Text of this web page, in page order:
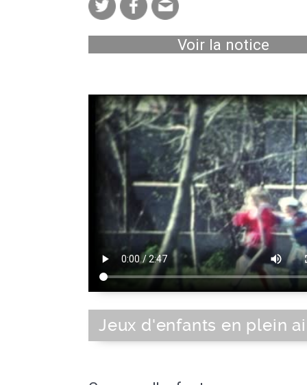
Voir la notice
Jeux d'enfants en plein